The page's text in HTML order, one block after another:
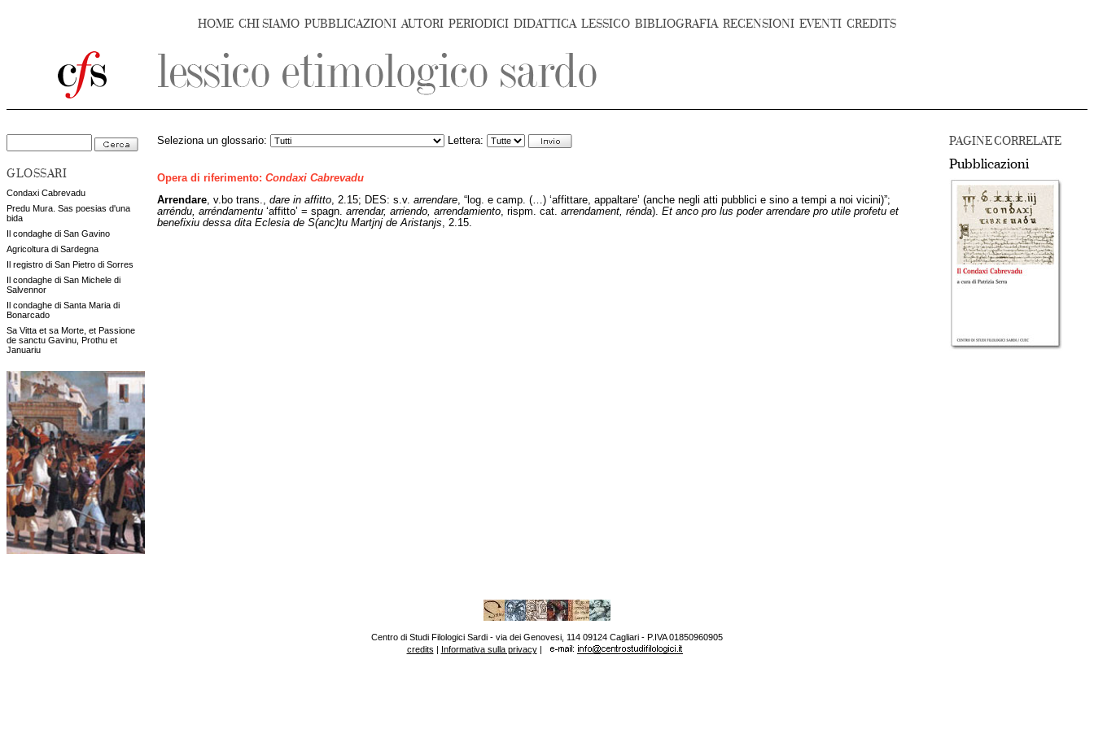
HOME CHI SIAMO PUBBLICAZIONI AUTORI PERIODICI DIDATTICA LESSICO BIBLIOGRAFIA RECENSIONI EVENTI CREDITS
GLOSSARI
Condaxi Cabrevadu
Predu Mura. Sas poesias d'una
bida
Il condaghe di San Gavino
Agricoltura di Sardegna
Il registro di San Pietro di Sorres
Il condaghe di San Michele di
Salvennor
Il condaghe di Santa Maria di
Bonarcado
Sa Vitta et sa Morte, et Passione
de sanctu Gavinu, Prothu et
Januariu
PAGINE CORRELATE
Pubblicazioni
Seleziona un glossario: Lettera:
Opera di riferimento: Condaxi Cabrevadu
Arrendare v.bo trans., dare in affitto , 2.15; DES: s.v. arrendare , “log. e camp. (…) ‘affittare, appaltare’ (anche negli atti pubblici e sino a tempi a noi vicini)”;
arréndu, arréndamentu ‘affitto’ = spagn. arrendar, arriendo, arrendamiento , rispm. cat. arrendament, rénda). Et anco pro lus poder arrendare pro utile profetu et
benefixiu dessa dita Eclesia de S(anc)tu Martjnj de Aristanjs , 2.15.
Centro di Studi Filologici Sardi - via dei Genovesi, 114 09124 Cagliari - P.IVA 01850960905
credits | Informativa sulla privacy|